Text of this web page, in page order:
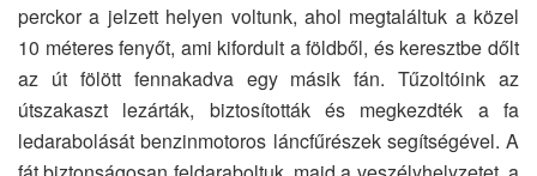
perckor a jelzett helyen voltunk, ahol megtaláltuk a közel
10 méteres fenyőt, ami kifordult a földből, és keresztbe dőlt
az út fölött fennakadva egy másik fán. Tűzoltóink az
útszakaszt lezárták, biztosították és megkezdték a fa
ledarabolását benzinmotoros láncfűrészek segítségével. A